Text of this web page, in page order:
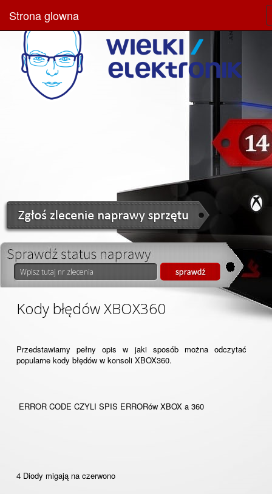
Kody błędów XBOX360
Przedstawiamy pełny opis w jaki sposób można odczytać
popularne kody błędów w konsoli XBOX360.
ERROR CODE CZYLI SPIS ERRORów XBOX a 360
4 Diody migają na czerwono
Strona glowna